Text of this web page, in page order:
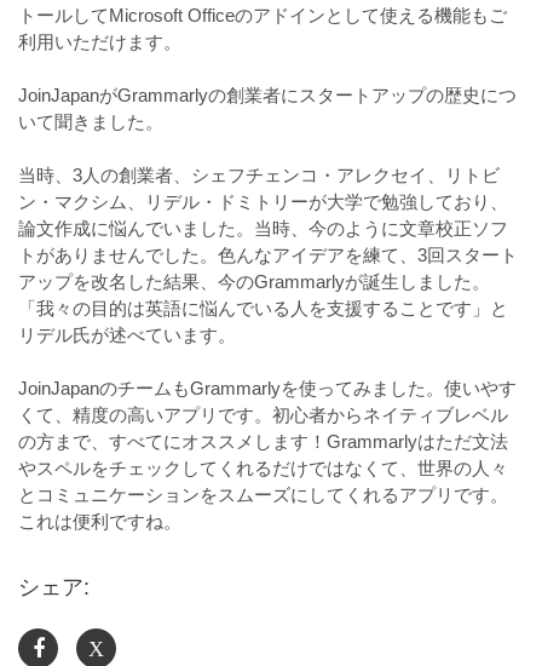
トールしてMicrosoft Officeのアドインとして使える機能もご
利用いただけます。
JoinJapanがGrammarlyの創業者にスタートアップの歴史につ
いて聞きました。
当時、3人の創業者、シェフチェンコ・アレクセイ、リトビ
ン・マクシム、リデル・ドミトリーが大学で勉強しており、
論文作成に悩んでいました。当時、今のように文章校正ソフ
トがありませんでした。色んなアイデアを練て、3回スタート
アップを改名した結果、今のGrammarlyが誕生しました。
「我々の目的は英語に悩んでいる人を支援することです」と
リデル氏が述べています。
JoinJapanのチームもGrammarlyを使ってみました。使いやす
くて、精度の高いアプリです。初心者からネイティブレベル
の方まで、すべてにオススメします！Grammarlyはただ文法
やスペルをチェックしてくれるだけではなくて、世界の人々
とコミュニケーションをスムーズにしてくれるアプリです。
これは便利ですね。
シェア:
X